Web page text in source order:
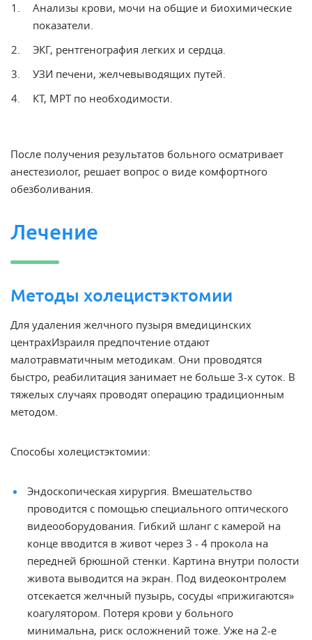
Анализы крови, мочи на общие и биохимические
показатели.
ЭКГ, рентгенография легких и сердца.
УЗИ печени, желчевыводящих путей.
КТ, МРТ по необходимости.
После получения результатов больного осматривает
анестезиолог, решает вопрос о виде комфортного
обезболивания.
Лечение
Методы холецистэктомии
Для удаления желчного пузыря вмедицинских
центрахИзраиля предпочтение отдают
малотравматичным методикам. Они проводятся
быстро, реабилитация занимает не больше 3-х суток. В
тяжелых случаях проводят операцию традиционным
методом.
Способы холецистэктомии:
Эндоскопическая хирургия. Вмешательство
проводится с помощью специального оптического
видеооборудования. Гибкий шланг с камерой на
конце вводится в живот через 3 - 4 прокола на
передней брюшной стенки. Картина внутри полости
живота выводится на экран. Под видеоконтролем
отсекается желчный пузырь, сосуды «прижигаются»
коагулятором. Потеря крови у больного
минимальна, риск осложнений тоже. Уже на 2-е